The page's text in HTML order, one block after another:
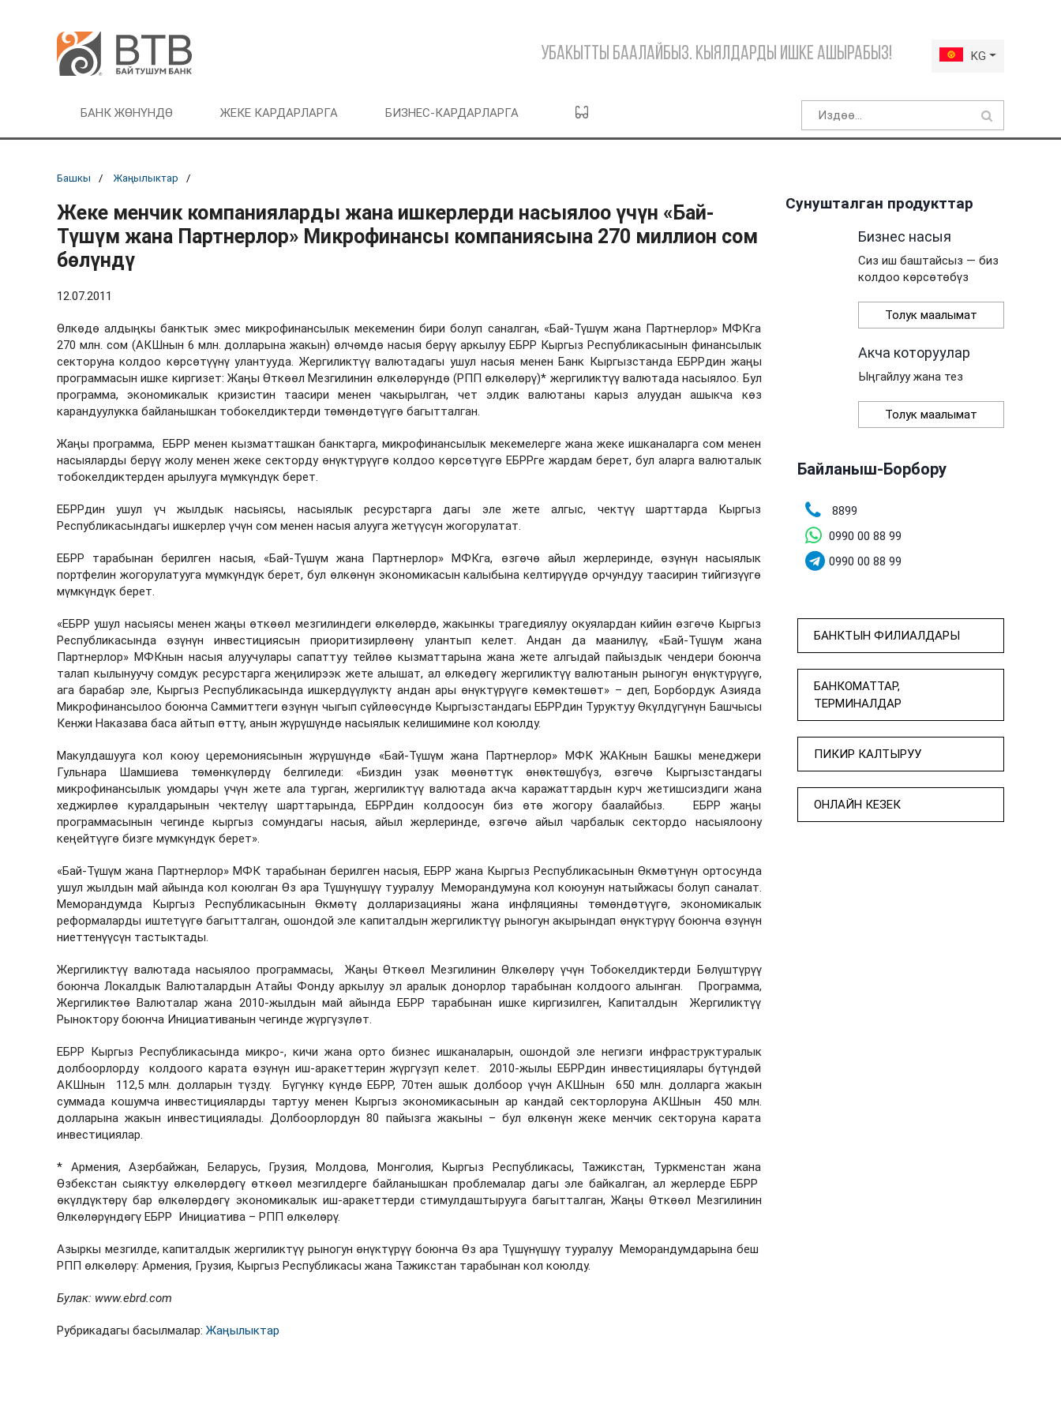
KG
Убакытты баалайбыз. Кыялдарды ишке ашырабыз!
БАНК ЖӨНҮНДӨ ЖЕКЕ КАРДАРЛАРГА БИЗНЕС-КАРДАРЛАРГА
Башкы Жаңылыктар
Жеке менчик компанияларды жана ишкерлерди насыялоо үчүн «Бай-
Түшүм жана Партнерлор» Микрофинансы компаниясына 270 миллион сом
бөлүндү
12.07.2011
Өлкөдө алдыңкы банктык эмес микрофинансылык мекеменин бири болуп саналган, «Бай-Түшүм жана Партнерлор» МФКга
270 млн. сом (АКШнын 6 млн. долларына жакын) өлчөмдө насыя берүү аркылуу ЕБРР Кыргыз Республикасынын финансылык
секторуна колдоо көрсөтүүнү улантууда. Жергиликтүү валютадагы ушул насыя менен Банк Кыргызстанда ЕБРРдин жаңы
программасын ишке киргизет: Жаңы Өткөөл Мезгилинин өлкөлөрүндө (РПП өлкөлөрү)* жергиликтүү валютада насыялоо. Бул
программа, экономикалык кризистин таасири менен чакырылган, чет элдик валютаны карыз алуудан ашыкча көз
карандуулукка байланышкан тобокелдиктерди төмөндөтүүгө багытталган.
Жаңы программа, ЕБРР менен кызматташкан банктарга, микрофинансылык мекемелерге жана жеке ишканаларга сом менен
насыяларды берүү жолу менен жеке секторду өнүктүрүүгө колдоо көрсөтүүгө ЕБРРге жардам берет, бул аларга валюталык
тобокелдиктерден арылууга мүмкүндүк берет.
ЕБРРдин ушул үч жылдык насыясы, насыялык ресурстарга дагы эле жете алгыс, чектүү шарттарда Кыргыз
Республикасындагы ишкерлер үчүн сом менен насыя алууга жетүүсүн жогорулатат.
ЕБРР тарабынан берилген насыя, «Бай-Түшүм жана Партнерлор» МФКга, өзгөчө айыл жерлеринде, өзүнүн насыялык
портфелин жогорулатууга мүмкүндүк берет, бул өлкөнүн экономикасын калыбына келтирүүдө орчундуу таасирин тийгизүүгө
мүмкүндүк берет.
«ЕБРР ушул насыясы менен жаңы өткөөл мезгилиндеги өлкөлөрдө, жакынкы трагедиялуу окуялардан кийин өзгөчө Кыргыз
Республикасында өзүнүн инвестициясын приоритизирлөөнү улантып келет. Андан да маанилүү, «Бай-Түшүм жана
Партнерлор» МФКнын насыя алуучулары сапаттуу тейлөө кызматтарына жана жете алгыдай пайыздык чендери боюнча
талап кылынуучу сомдук ресурстарга жеңилирээк жете алышат, ал өлкөдөгү жергиликтүү валютанын рыногун өнүктүрүүгө,
ага барабар эле, Кыргыз Республикасында ишкердүүлүктү андан ары өнүктүрүүгө көмөктөшөт» – деп, Борбордук Азияда
Микрофинансылоо боюнча Саммиттеги өзүнүн чыгып сүйлөөсүндө Кыргызстандагы ЕБРРдин Туруктуу Өкүлдүгүнүн Башчысы
Кенжи Наказава баса айтып өттү, анын жүрүшүндө насыялык келишимине кол коюлду.
Макулдашууга кол коюу церемониясынын жүрүшүндө «Бай-Түшүм жана Партнерлор» МФК ЖАКнын Башкы менеджери
Гульнара Шамшиева төмөнкүлөрдү белгиледи: «Биздин узак мөөнөттүк өнөктөшүбүз, өзгөчө Кыргызстандагы
микрофинансылык уюмдары үчүн жете ала турган, жергиликтүү валютада акча каражаттардын курч жетишсиздиги жана
хеджирлөө куралдарынын чектелүү шарттарында, ЕБРРдин колдоосун биз өтө жогору баалайбыз. ЕБРР жаңы
программасынын чегинде кыргыз сомундагы насыя, айыл жерлеринде, өзгөчө айыл чарбалык сектордо насыялоону
кеңейтүүгө бизге мүмкүндүк берет».
«Бай-Түшүм жана Партнерлор» МФК тарабынан берилген насыя, ЕБРР жана Кыргыз Республикасынын Өкмөтүнүн ортосунда
ушул жылдын май айында кол коюлган Өз ара Түшүнүшүү тууралуу Меморандумуна кол коюунун натыйжасы болуп саналат.
Меморандумда Кыргыз Республикасынын Өкмөтү долларизацияны жана инфляцияны төмөндөтүүгө, экономикалык
реформаларды иштетүүгө багытталган, ошондой эле капиталдын жергиликтүү рыногун акырындап өнүктүрүү боюнча өзүнүн
ниеттенүүсүн тастыктады.
Жергиликтүү валютада насыялоо программасы, Жаңы Өткөөл Мезгилинин Өлкөлөрү үчүн Тобокелдиктерди Бөлүштүрүү
боюнча Локалдык Валюталардын Атайы Фонду аркылуу эл аралык донорлор тарабынан колдоого алынган. Программа,
Жергиликтөө Валюталар жана 2010-жылдын май айында ЕБРР тарабынан ишке киргизилген, Капиталдын Жергиликтүү
Рыноктору боюнча Инициативанын чегинде жүргүзүлөт.
ЕБРР Кыргыз Республикасында микро-, кичи жана орто бизнес ишканаларын, ошондой эле негизги инфраструктуралык
долбоорлорду колдоого карата өзүнүн иш-аракеттерин жүргүзүп келет. 2010-жылы ЕБРРдин инвестициялары бүтүндөй
АКШнын 112,5 млн. долларын түздү. Бүгүнкү күндө ЕБРР, 70тен ашык долбоор үчүн АКШнын 650 млн. долларга жакын
суммада кошумча инвестицияларды тартуу менен Кыргыз экономикасынын ар кандай секторлоруна АКШнын 450 млн.
долларына жакын инвестициялады. Долбоорлордун 80 пайызга жакыны – бул өлкөнүн жеке менчик секторуна карата
инвестициялар.
* Армения, Азербайжан, Беларусь, Грузия, Молдова, Монголия, Кыргыз Республикасы, Тажикстан, Туркменстан жана
Өзбекстан сыяктуу өлкөлөрдөгү өткөөл мезгилдерге байланышкан проблемалар дагы эле байкалган, ал жерлерде ЕБРР
өкүлдүктөрү бар өлкөлөрдөгү экономикалык иш-аракеттерди стимулдаштырууга багытталган, Жаңы Өткөөл Мезгилинин
Өлкөлөрүндөгү ЕБРР Инициатива – РПП өлкөлөрү.
Азыркы мезгилде, капиталдык жергиликтүү рыногун өнүктүрүү боюнча Өз ара Түшүнүшүү тууралуу Меморандумдарына беш
РПП өлкөлөрү: Армения, Грузия, Кыргыз Республикасы жана Тажикстан тарабынан кол коюлду.
Булак: www.ebrd.com
Рубрикадагы басылмалар: Жаңылыктар
Сунушталган продукттар
Бизнес насыя
Сиз иш баштайсыз — биз
колдоо көрсөтөбүз
Толук маалымат
Акча которуулар
Ыңгайлуу жана тез
Толук маалымат
Байланыш-Борбору
8899
0990 00 88 99
0990 00 88 99
БАНКТЫН ФИЛИАЛДАРЫ
БАНКОМАТТАР,
ТЕРМИНАЛДАР
ПИКИР КАЛТЫРУУ
ОНЛАЙН КЕЗЕК